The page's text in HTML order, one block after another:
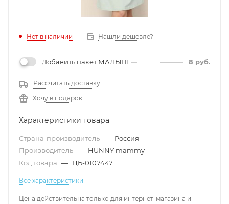
Нет в наличии Нашли дешевле?
Добавить пакет МАЛЫШ 8 руб.
Рассчитать доставку
Хочу в подарок
Характеристики товара
Страна-производитель — Россия
Производитель — HUNNY mammy
Код товара — ЦБ-0107447
Все характеристики
Цена действительна только для интернет-магазина и